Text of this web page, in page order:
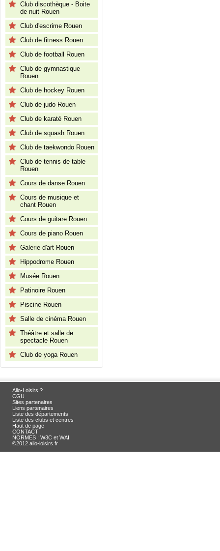
Club discothèque - Boite
de nuit Rouen
Club d'escrime Rouen
Club de fitness Rouen
Club de football Rouen
Club de gymnastique
Rouen
Club de hockey Rouen
Club de judo Rouen
Club de karaté Rouen
Club de squash Rouen
Club de taekwondo Rouen
Club de tennis de table
Rouen
Cours de danse Rouen
Cours de musique et
chant Rouen
Cours de guitare Rouen
Cours de piano Rouen
Galerie d'art Rouen
Hippodrome Rouen
Musée Rouen
Patinoire Rouen
Piscine Rouen
Salle de cinéma Rouen
Théâtre et salle de
spectacle Rouen
Club de yoga Rouen
Allo-Loisirs ?
CGU
Sites partenaires
Liens partenaires
Liste des départements
Liste des clubs et centres
Haut de page
CONTACT
NORMES : W3C et WAI
©2012 allo-loisirs.fr